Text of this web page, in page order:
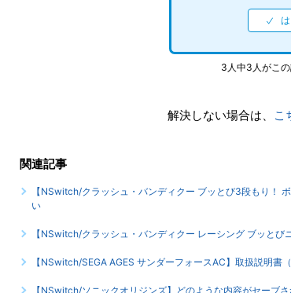
3人中3人がこ
解決しない場合は、 こ
関連記事
【NSwitch/クラッシュ・バンディクー ブッとび3段もり！
い
【NSwitch/クラッシュ・バンディクー レーシング ブッと
【NSwitch/SEGA AGES サンダーフォースAC】取扱説明書
【NSwitch/ソニックオリジンズ】どのような内容がセーブ